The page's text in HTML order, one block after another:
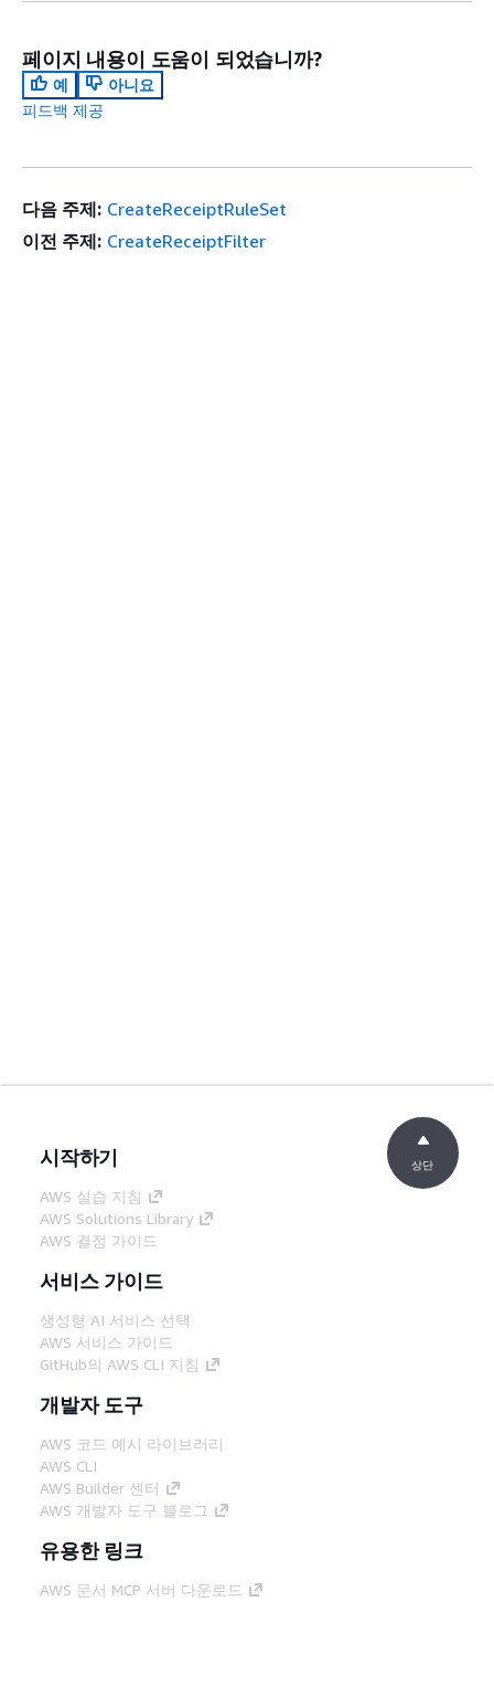
페이지 내용이 도움이 되었습니까?
예
아니요
피드백 제공
다음 주제: CreateReceiptRuleSet
이전 주제: CreateReceiptFilter
시작하기
AWS 실습 지침
AWS Solutions Library
AWS 결정 가이드
서비스 가이드
생성형 AI 서비스 선택
AWS 서비스 가이드
GitHub의 AWS CLI 지침
개발자 도구
AWS 코드 예시 라이브러리
AWS CLI
AWS Builder 센터
AWS 개발자 도구 블로그
유용한 링크
AWS 문서 MCP 서버 다운로드
상단